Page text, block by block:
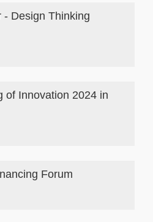
- Design Thinking
of Innovation 2024 in
Forum